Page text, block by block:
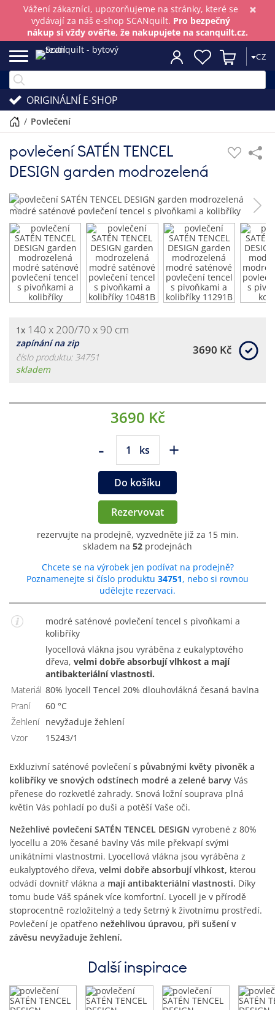
×
Vážení zákazníci, upozorňujeme na stránky, které se
vydávají za náš e-shop SCANquilt. Pro bezpečný
nákup si vždy ověřte, že nakupujete na scanquilt.cz.
CZ
ORIGINÁLNÍ E-SHOP
/ povlečení
povlečení SATÉN TENCEL
DESIGN garden modrozelená
1x 140 x 200/70 x 90 cm
zapínání na zip
číslo produktu: 34751
skladem
3690 Kč
3690 Kč
- ks +
Do košíku
Rezervovat
rezervujte na prodejně, vyzvedněte již za 15 min.
skladem na 52 prodejnách
Chcete se na výrobek jen podívat na prodejně?
Poznamenejte si číslo produktu 34751, nebo si rovnou
udělejte rezervaci.
modré saténové povlečení tencel s pivoňkami a
kolibříky
Lyocellová vlákna jsou vyráběna z eukalyptového
dřeva, velmi dobře absorbují vlhkost a mají
antibakteriální vlastnosti.
Materiál
80% lyocell Tencel 20% dlouhovlákná česaná bavlna
Praní
60 °C
Žehlení
Nevyžaduje žehlení
Vzor
15243/1
Exkluzivní saténové povlečení s půvabnými květy pivoněk a
kolibříky ve snových odstínech modré a zelené barvy Vás
přenese do rozkvetlé zahrady. Snová ložní souprava plná
květin Vás pohladí po duši a potěší Vaše oči.
Nežehlivé povlečení SATÉN TENCEL DESIGN vyrobené z 80%
lyocellu a 20% česané bavlny Vás mile překvapí svými
unikátními vlastnostmi. Lyocellová vlákna jsou vyráběna z
eukalyptového dřeva, velmi dobře absorbují vlhkost, kterou
odvádí dovnitř vlákna a mají antibakteriální vlastnosti. Díky
tomu bude Váš spánek více komfortní. Lyocell je v přírodě
stoprocentně rozložitelný a tedy šetrný k životnímu prostředí.
Povlečení je opatřeno nežehlivou úpravou, při sušení v
závěsu nevyžaduje žehlení.
Další inspirace